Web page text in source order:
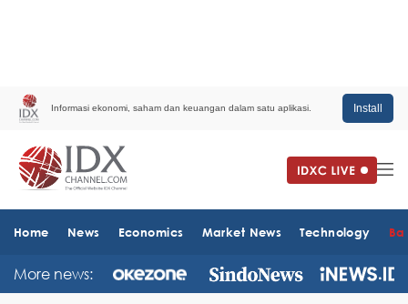
Informasi ekonomi, saham dan keuangan dalam satu aplikasi. Install
Home News Economics Market News Technology
More news: